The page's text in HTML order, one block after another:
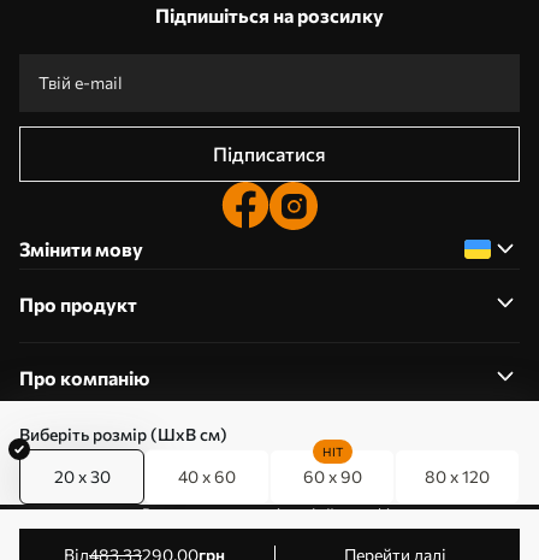
Виберіть розмір (ШхВ см)
20 x 30 40 x 60 60 x 90
HIT
80 x 120
від483.33290.00грн Перейти далі
Підпишіться на розсилку
Підписатися
Змінити мову
Про продукт
Про компанію
0800357223
Редагування дозволів на файли cookie
© 2011-2026 Art-holst. Усі права захищені. Власник: